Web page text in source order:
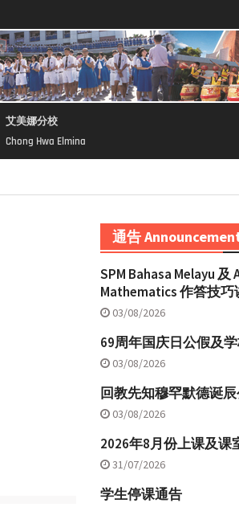
艾美娜分校
Chong Hwa Elmina
通告
SPM Bahasa Melayu
Mathematics 作答技巧
03/08/2026
69周年国庆日公假及
03/08/2026
回教先知穆罕默德诞
03/08/2026
2026年8月份上课及课
31/07/2026
学生停课通告